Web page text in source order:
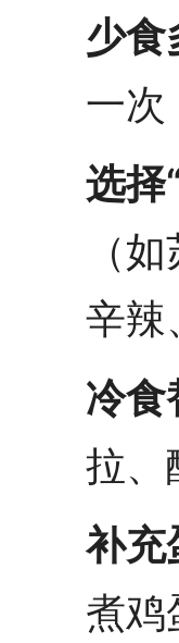
少食
一次
选择
（
辛辣
冷食
拉、
补充
煮鸡